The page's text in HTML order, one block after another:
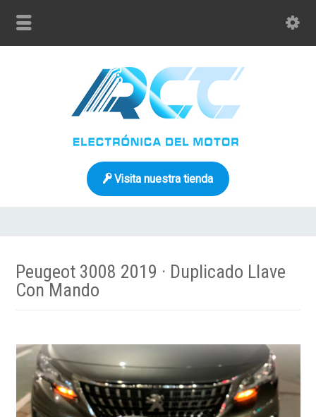
Visita nuestra tienda
Peugeot 3008 2019 · Duplicado Llave
Con Mando